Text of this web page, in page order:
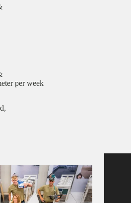
per week